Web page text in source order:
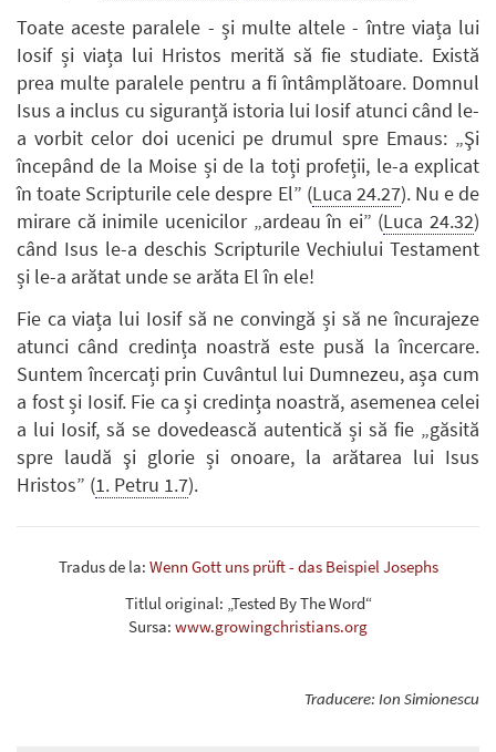
Toate aceste paralele - și multe altele - între viața lui
Iosif și viața lui Hristos merită să fie studiate. Există
prea multe paralele pentru a fi întâmplătoare. Domnul
Isus a inclus cu siguranță istoria lui Iosif atunci când le-
a vorbit celor doi ucenici pe drumul spre Emaus: „Şi
începând de la Moise și de la toți profeții, le-a explicat
în toate Scripturile cele despre El” (Luca 24.27). Nu e de
mirare că inimile ucenicilor „ardeau în ei” (Luca 24.32)
când Isus le-a deschis Scripturile Vechiului Testament
și le-a arătat unde se arăta El în ele!
Fie ca viața lui Iosif să ne convingă și să ne încurajeze
atunci când credința noastră este pusă la încercare.
Suntem încercați prin Cuvântul lui Dumnezeu, așa cum
a fost și Iosif. Fie ca și credința noastră, asemenea celei
a lui Iosif, să se dovedească autentică și să fie „găsită
spre laudă şi glorie și onoare, la arătarea lui Isus
Hristos” (1. Petru 1.7).
Tradus de la: Wenn Gott uns prüft - das Beispiel Josephs
Titlul original: „Tested By The Word“
Sursa: www.growingchristians.org
Traducere: Ion Simionescu